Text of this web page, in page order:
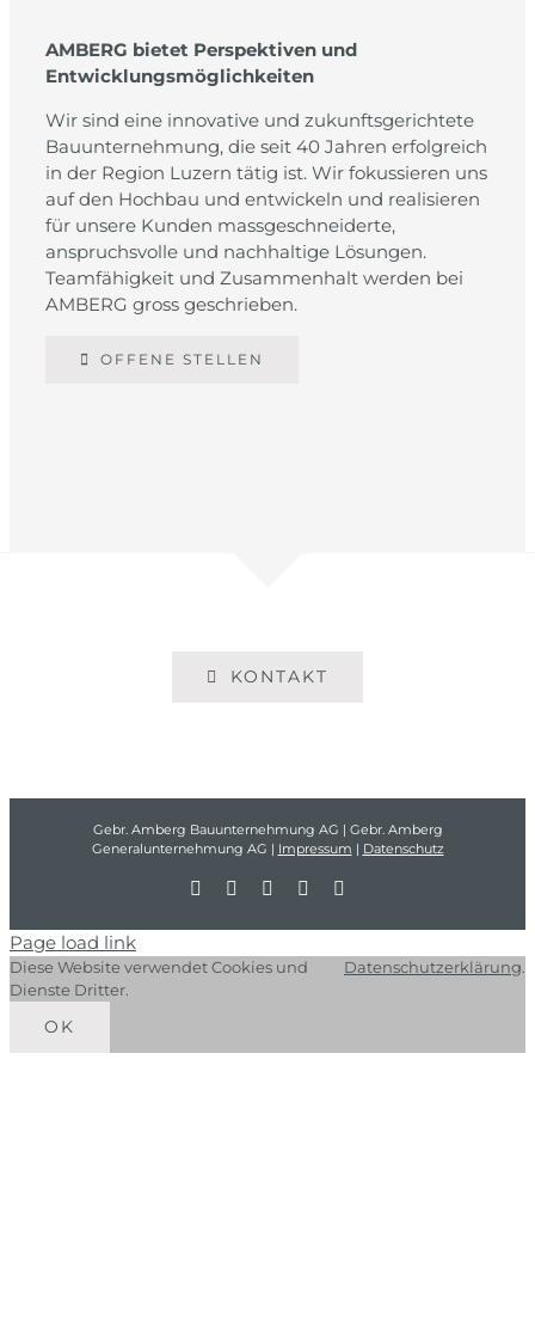
AMBERG bietet Perspektiven und
Entwicklungsmöglichkeiten
Wir sind eine innovative und zukunftsgerichtete
Bauunternehmung, die seit 40 Jahren erfolgreich
in der Region Luzern tätig ist. Wir fokussieren uns
auf den Hochbau und entwickeln und realisieren
für unsere Kunden massgeschneiderte,
anspruchsvolle und nachhaltige Lösungen.
Teamfähigkeit und Zusammenhalt werden bei
AMBERG gross geschrieben.
OFFENE STELLEN
KONTAKT
Gebr. Amberg Bauunternehmung AG | Gebr. Amberg
Generalunternehmung AG | Impressum | Datenschutz
LinkedInInstagramFacebookYouTube
Page load link
Diese Website verwendet Cookies und
Dienste Dritter.
Datenschutzerklärung.
OK